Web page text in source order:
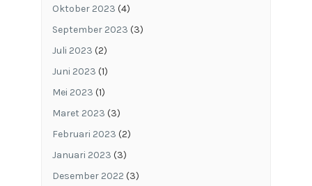
Oktober 2023 (4)
September 2023 (3)
Juli 2023 (2)
Juni 2023 (1)
Mei 2023 (1)
Maret 2023 (3)
Februari 2023 (2)
Januari 2023 (3)
Desember 2022 (3)